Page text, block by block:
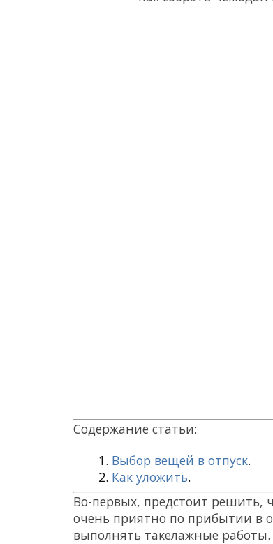
Содержание статьи:
Выбор вещей в отпуск.
Как уложить.
Во-первых, предстоит решить,
очень приятно по прибытии в
выполнять такелажные работы.